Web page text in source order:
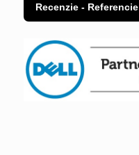
Recenzie - Referencie